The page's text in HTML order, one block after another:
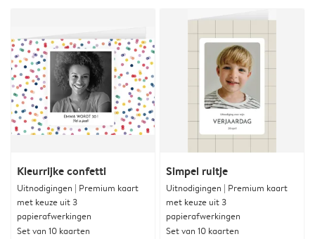
Kleurrijke confetti
Uitnodigingen | Premium kaart
met keuze uit 3
papierafwerkingen
Set van 10 kaarten
Simpel ruitje
Uitnodigingen | Premium kaart
met keuze uit 3
papierafwerkingen
Set van 10 kaarten